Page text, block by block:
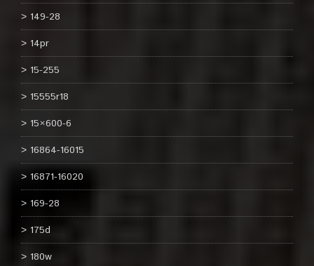
149-28
14pr
15-255
15555r18
15×600-6
16864-16015
16871-16020
169-28
175d
180w